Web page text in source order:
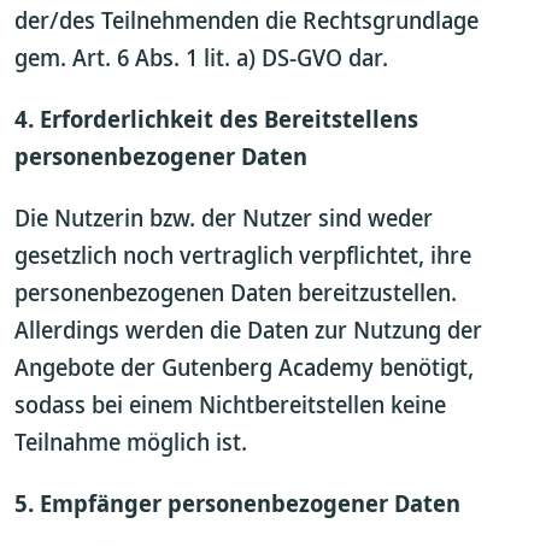
der/des Teilnehmenden die Rechtsgrundlage
gem. Art. 6 Abs. 1 lit. a) DS-GVO dar.
4. Erforderlichkeit des Bereitstellens
personenbezogener Daten
Die Nutzerin bzw. der Nutzer sind weder
gesetzlich noch vertraglich verpflichtet, ihre
personenbezogenen Daten bereitzustellen.
Allerdings werden die Daten zur Nutzung der
Angebote der Gutenberg Academy benötigt,
sodass bei einem Nichtbereitstellen keine
Teilnahme möglich ist.
5. Empfänger personenbezogener Daten